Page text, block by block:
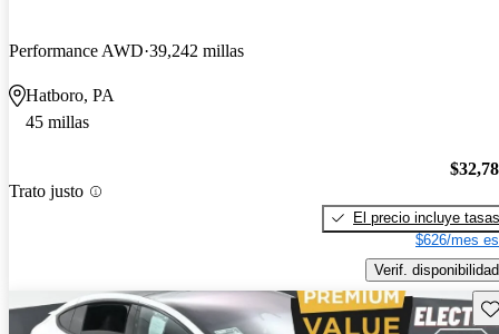
Performance AWD 39,242 millas
Hatboro, PA
45 millas
Trato justo
El precio incluye tasas
$626/mes
Verif. disponibilidad